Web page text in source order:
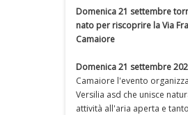
Domenica 21 settembre
nato per riscoprire la Via
Camaiore
Domenica 21 settembre
Camaiore l'evento
Versilia asd che unisce
attività all'aria aperta e tanto